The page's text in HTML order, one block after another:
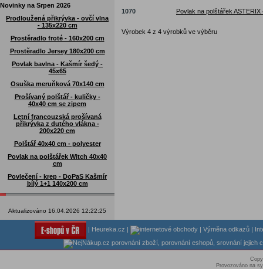
Novinky na Srpen 2026
Prodloužená přikrývka - ovčí vlna
- 135x220 cm
Prostěradlo froté - 160x200 cm
Prostěradlo Jersey 180x200 cm
Povlak bavlna - Kašmír šedý -
45x65
Osuška meruňková 70x140 cm
Prošívaný polštář - kuličky -
40x40 cm se zipem
Letní francouzská prošívaná
přikrývka z dutého vlákna -
200x220 cm
Polštář 40x40 cm - polyester
Povlak na polštářek Witch 40x40
cm
Povlečení - krep - DoPaS Kašmír
bílý 1+1 140x200 cm
Aktualizováno 16.04.2026 12:22:25
1070 Povlak na polštářek ASTERIX
Výrobek 4 z 4 výrobků ve výběru
Heureka.cz Výměna odkazů
Provozováno na